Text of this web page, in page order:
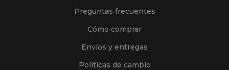
Preguntas frecuentes
Cómo comprar
Envíos y entregas
Políticas de cambio